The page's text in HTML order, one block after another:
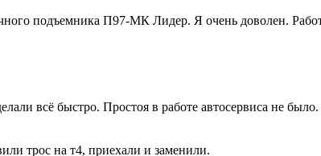
подъемника П97-МК Лидер. Я очень доволен.
всё быстро. Простоя в работе автосервиса не
трос на т4, приехали и заменили.